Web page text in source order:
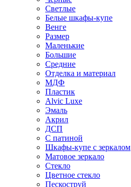
Светлые
Белые шкафы-купе
Венге
Размер
Маленькие
Большие
Средние
Отделка и материал
МДФ
Пластик
Alvic Luxe
Эмаль
Акрил
ДСП
С патиной
Шкафы-купе с зеркалом
Матовое зеркало
Стекло
Цветное стекло
Пескоструй